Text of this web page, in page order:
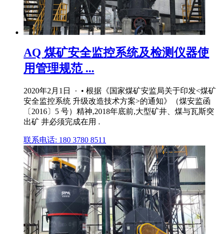
AQ 煤矿安全监控系统及检测仪器使
用管理规范 ...
2020年2月1日 · • 根据《国家煤矿安监局关于印发<煤矿
安全监控系统 升级改造技术方案>的通知》（煤安监函
〔2016〕5 号）精神,2018年底前,大型矿井、煤与瓦斯突
出矿 井必须完成在用 .
联系电话: 180 3780 8511